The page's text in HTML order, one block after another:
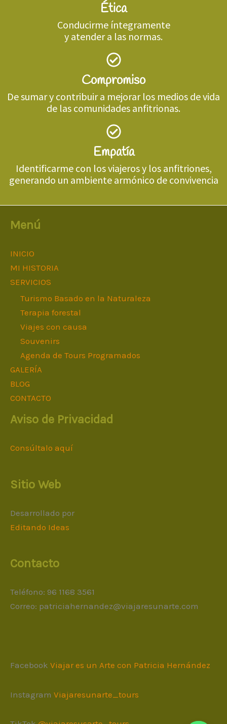
Ética
Conducirme íntegramente
y atender a las normas.
Compromiso
De sumar y contribuir a mejorar los medios de vida
de las comunidades anfitrionas.
Empatía
Identificarme con los viajeros y los anfitriones,
generando un ambiente armónico de convivencia
Menú
INICIO
MI HISTORIA
SERVICIOS
Turismo Basado en la Naturaleza
Terapia forestal
Viajes con causa
Souvenirs
Agenda de Tours Programados
GALERÍA
BLOG
CONTACTO
Aviso de Privacidad
Consúltalo aquí
Sitio Web
Desarrollado por
Editando Ideas
Contacto
Teléfono: 96 1168 3561
Correo: patriciahernandez@viajaresunarte.com
Facebook Viajar es un Arte con Patricia Hernández
Instagram Viajaresunarte_tours